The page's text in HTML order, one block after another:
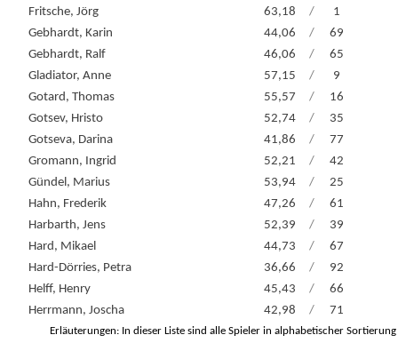
Fritsche, Jörg
63,18 /
1
Gebhardt, Karin
44,06 /
69
Gebhardt, Ralf
46,06 /
65
Gladiator, Anne
57,15 /
9
Gotard, Thomas
55,57 /
16
Gotsev, Hristo
52,74 /
35
Gotseva, Darina
41,86 /
77
Gromann, Ingrid
52,21 /
42
Gündel, Marius
53,94 /
25
Hahn, Frederik
47,26 /
61
Harbarth, Jens
52,39 /
39
Hard, Mikael
44,73 /
67
Hard-Dörries, Petra
36,66 /
92
Helff, Henry
45,43 /
66
Herrmann, Joscha
42,98 / 71
Erläuterungen: In dieser Liste sind alle Spieler in alphabetischer